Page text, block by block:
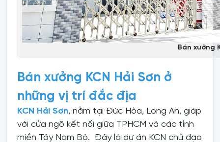
Bán xưởng
Bán xưởng KCN Hải Sơn ở
những vị trí đắc địa
KCN Hải Sơn, nằm tại Đức Hòa, Long An, giáp
với cửa ngõ kết nối giữa TPHCM và các tỉnh
miền Tây Nam Bộ. Đây là dự án KCN chủ đạo